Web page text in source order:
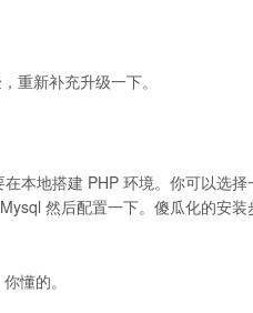
重新补充升级一下。
本地搭建 PHP 环境。你可以选
然后配置一下。傻瓜化的安
懂的。